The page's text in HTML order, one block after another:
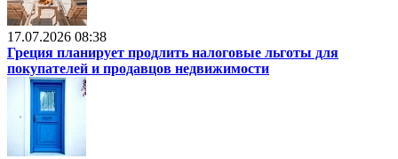
17.07.2026 08:38
Греция планирует продлить налоговые льготы для
покупателей и продавцов недвижимости